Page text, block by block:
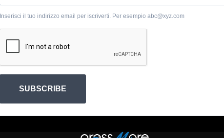
Inserisci il tuo indirizzo email per iscriverti. Per esempio abc@xyz.com
SUBSCRIBE